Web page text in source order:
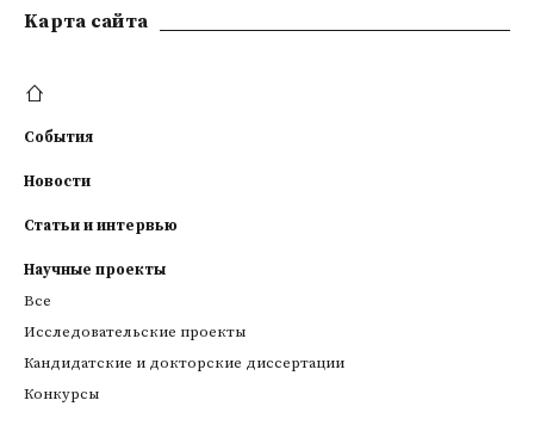
Kарта сайта
События
Новости
Статьи и интервью
Научные проекты
Все
Исследовательские проекты
Кандидатские и докторские диссертации
Конкурсы